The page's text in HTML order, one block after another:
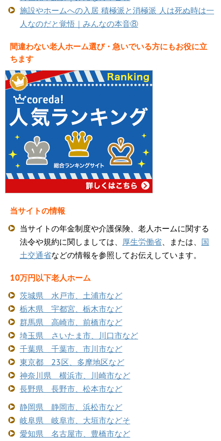
施設やホームへの入居 積極派と消極派 人は死ぬ時は一
人なのだと覚悟｜みんなの本音⑧
間違わない老人ホーム選び・急いでいる方にもお役に立
ちます
当サイトの情報
当サイトの年金制度や介護保険、老人ホームに関する
法令や規約に関しましては、 厚生労働省 、または、 国
土交通省などの情報を参照してお伝えしています。
10万円以下老人ホーム
茨城県 水戸市、土浦市など
栃木県 宇都宮、栃木市など
群馬県 高崎市、前橋市など
埼玉県 さいたま市、川口市など
千葉県 千葉市、市川市など
東京都 23区、多摩地区など
神奈川県 横浜市、川崎市など
長野県 長野市、松本市など
静岡県 静岡市、浜松市など
岐阜県 岐阜市、大垣市などそ
愛知県 名古屋市、豊橋市など